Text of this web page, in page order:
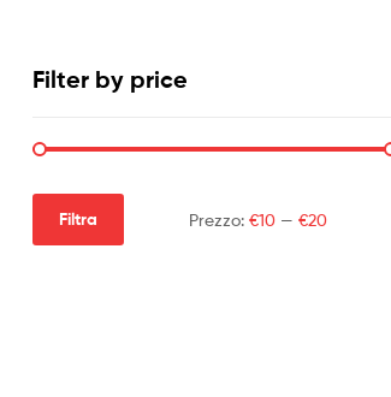
Filter by price
Filtra Prezzo:€10 —€20